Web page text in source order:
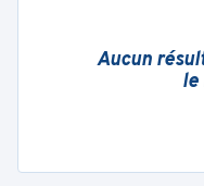
Aucun
le